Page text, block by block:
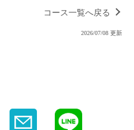
コース一覧へ戻る
2026/07/08 更新